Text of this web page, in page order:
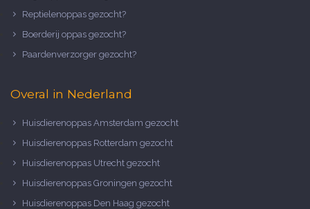
Reptielenoppas gezocht?
Boerderij oppas gezocht?
Paardenverzorger gezocht?
Overal in Nederland
Huisdierenoppas Amsterdam gezocht
Huisdierenoppas Rotterdam gezocht
Huisdierenoppas Utrecht gezocht
Huisdierenoppas Groningen gezocht
Huisdierenoppas Den Haag gezocht